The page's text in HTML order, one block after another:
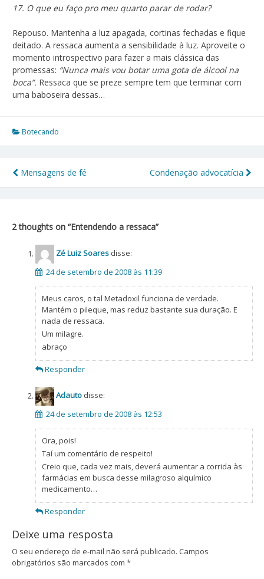
17. O que eu faço pro meu quarto parar de rodar?
Repouso. Mantenha a luz apagada, cortinas fechadas e fique
deitado. A ressaca aumenta a sensibilidade à luz. Aproveite o
momento introspectivo para fazer a mais clássica das
promessas: “Nunca mais vou botar uma gota de álcool na
boca”. Ressaca que se preze sempre tem que terminar com
uma baboseira dessas…
Botecando
Navegação
Post
Mensagens de fé Condenação advocatícia
2 thoughts on “Entendendo a ressaca”
Zé Luiz Soares disse:
24 de setembro de 2008 às 11:39
Meus caros, o tal Metadoxil funciona de verdade.
Mantém o pileque, mas reduz bastante sua duração. E
nada de ressaca.
Um milagre.
abraço
Responder
Adauto disse:
24 de setembro de 2008 às 12:53
Ora, pois!
Taí um comentário de respeito!
Creio que, cada vez mais, deverá aumentar a corrida às
farmácias em busca desse milagroso alquímico
medicamento…
Responder
Deixe uma resposta
O seu endereço de e-mail não será publicado. Campos
obrigatórios são marcados com *